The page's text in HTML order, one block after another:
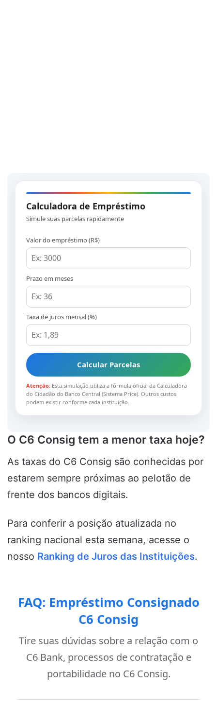
Calculadora de Empréstimo
Simule suas parcelas rapidamente
Valor do empréstimo (R$)
Prazo em meses
Taxa de juros mensal (%)
Calcular Parcelas
Atenção: Esta simulação utiliza a fórmula oficial da Calculadora
do Cidadão do Banco Central (Sistema Price). Outros custos
podem existir conforme cada instituição.
O C6 Consig tem a menor taxa hoje?
As taxas do C6 Consig são conhecidas por
estarem sempre próximas ao pelotão de
frente dos bancos digitais.
Para conferir a posição atualizada no
ranking nacional esta semana, acesse o
nosso Ranking de Juros das Instituições.
FAQ: Empréstimo Consignado
C6 Consig
Tire suas dúvidas sobre a relação com o
C6 Bank, processos de contratação e
portabilidade no C6 Consig.